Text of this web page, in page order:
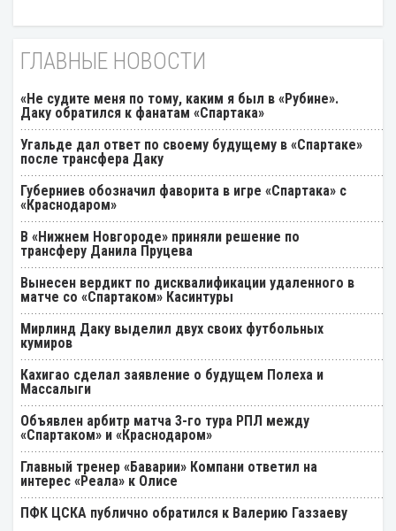
ГЛАВНЫЕ НОВОСТИ
«Не судите меня по тому, каким я был в «Рубине».
Даку обратился к фанатам «Спартака»
Угальде дал ответ по своему будущему в «Спартаке»
после трансфера Даку
Губерниев обозначил фаворита в игре «Спартака» с
«Краснодаром»
В «Нижнем Новгороде» приняли решение по
трансферу Данила Пруцева
Вынесен вердикт по дисквалификации удаленного в
матче со «Спартаком» Касинтуры
Мирлинд Даку выделил двух своих футбольных
кумиров
Кахигао сделал заявление о будущем Полеха и
Массалыги
Объявлен арбитр матча 3-го тура РПЛ между
«Спартаком» и «Краснодаром»
Главный тренер «Баварии» Компани ответил на
интерес «Реала» к Олисе
ПФК ЦСКА публично обратился к Валерию Газзаеву